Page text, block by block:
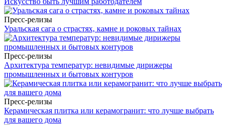
Пресс-релизы
Уральская сага о страстях, камне и роковых тайнах
Пресс-релизы
Архитектура температур: невидимые дирижеры
промышленных и бытовых контуров
Пресс-релизы
Керамическая плитка или керамогранит: что лучше выбрать
для вашего дома